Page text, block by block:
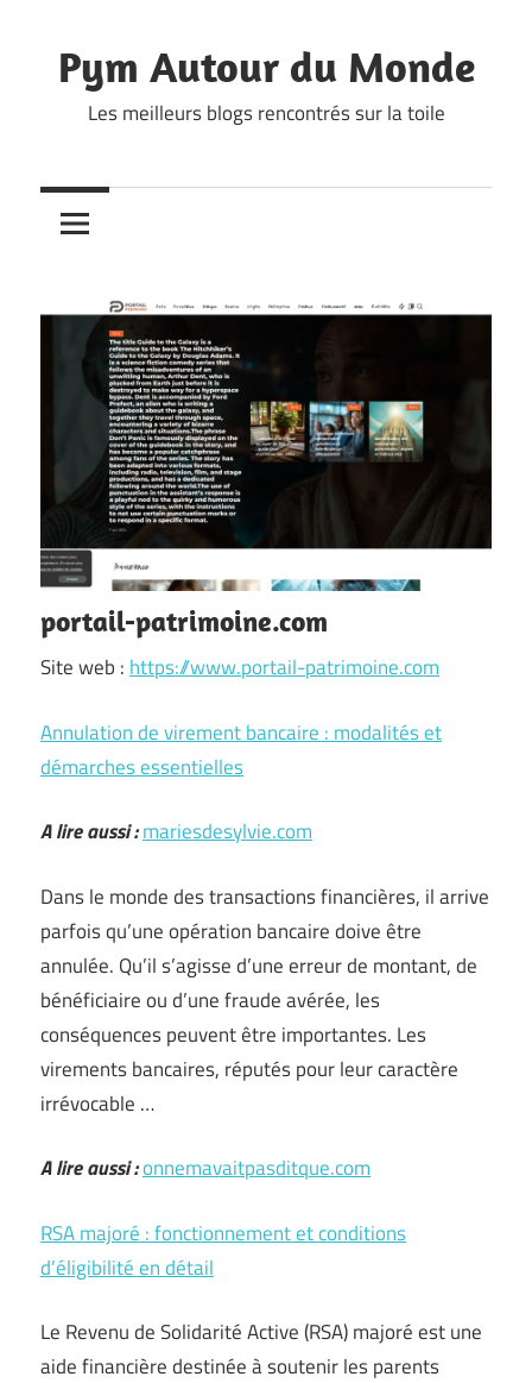
content
Pym Autour du Monde
Les meilleurs blogs rencontrés sur la toile
portail-patrimoine.com
Site web : https://www.portail-patrimoine.com
Annulation de virement bancaire : modalités et
démarches essentielles
A lire aussi :mariesdesylvie.com
Dans le monde des transactions financières, il arrive
parfois qu’une opération bancaire doive être
annulée. Qu’il s’agisse d’une erreur de montant, de
bénéficiaire ou d’une fraude avérée, les
conséquences peuvent être importantes. Les
virements bancaires, réputés pour leur caractère
irrévocable …
A lire aussi :onnemavaitpasditque.com
RSA majoré : fonctionnement et conditions
d’éligibilité en détail
Le Revenu de Solidarité Active (RSA) majoré est une
aide financière destinée à soutenir les parents